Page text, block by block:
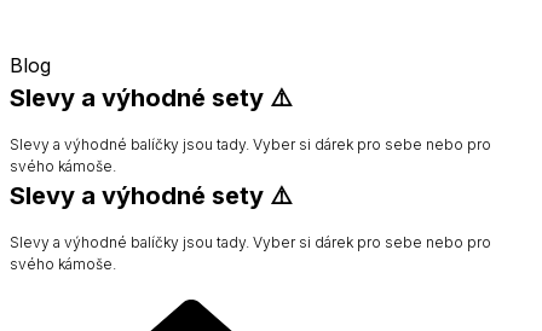
Blog
Slevy a výhodné sety ⚠️
Slevy a výhodné balíčky jsou tady. Vyber si dárek pro sebe nebo pro
svého kámoše.
Slevy a výhodné sety ⚠️
Slevy a výhodné balíčky jsou tady. Vyber si dárek pro sebe nebo pro
svého kámoše.